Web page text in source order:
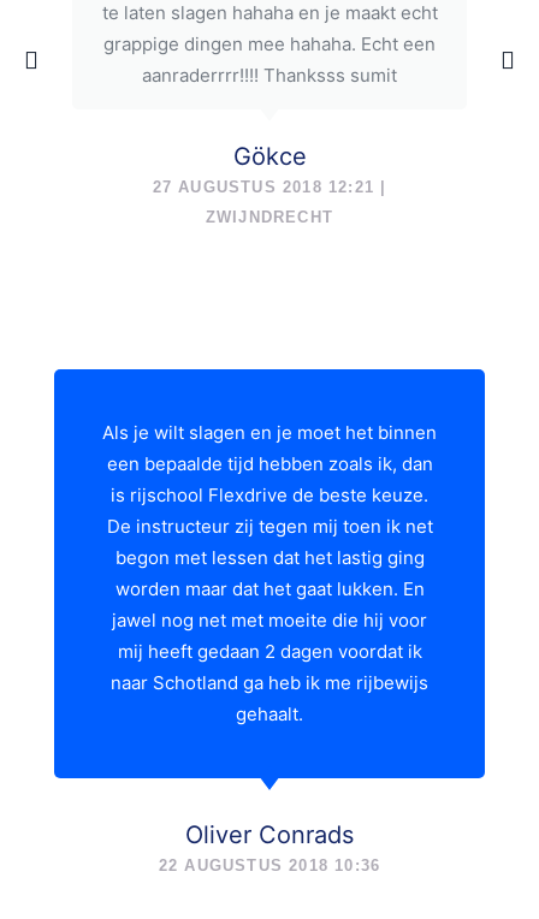
te laten slagen hahaha en je maakt echt
grappige dingen mee hahaha. Echt een
aanraderrrr!!!! Thanksss sumit
Gökce
27 AUGUSTUS 2018 12:21 |
ZWIJNDRECHT
Als je wilt slagen en je moet het binnen
een bepaalde tijd hebben zoals ik, dan
is rijschool Flexdrive de beste keuze.
De instructeur zij tegen mij toen ik net
begon met lessen dat het lastig ging
worden maar dat het gaat lukken. En
jawel nog net met moeite die hij voor
mij heeft gedaan 2 dagen voordat ik
naar Schotland ga heb ik me rijbewijs
gehaalt.
Oliver Conrads
22 AUGUSTUS 2018 10:36